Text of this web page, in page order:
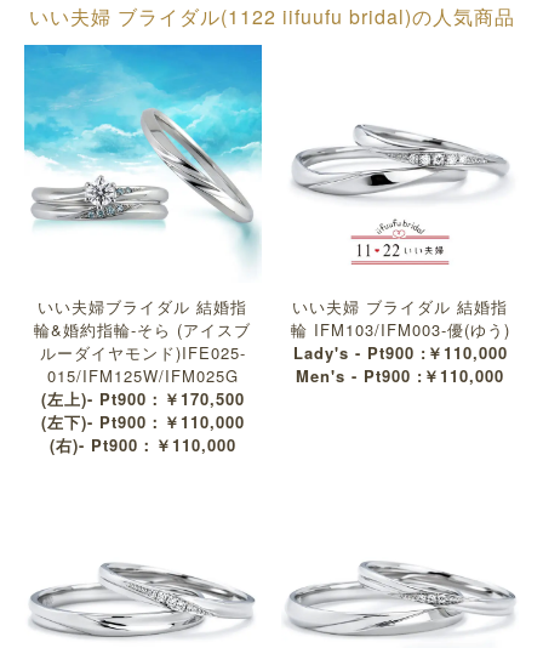
いい夫婦 ブライダル(1122 iifuufu bridal)の人気商品
いい夫婦ブライダル 結婚指
輪&婚約指輪-そら (アイスブ
ルーダイヤモンド)IFE025-
015/IFM125W/IFM025G
(左上)- Pt900：￥170,500
(左下)- Pt900：￥110,000
(右)- Pt900：￥110,000
いい夫婦 ブライダル 結婚指
輪 IFM103/IFM003-優(ゆう)
Lady's - Pt900 :￥110,000
Men's - Pt900 :￥110,000